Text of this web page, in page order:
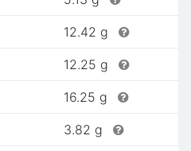
12.42 g
12.25 g
16.25 g
3.82 g